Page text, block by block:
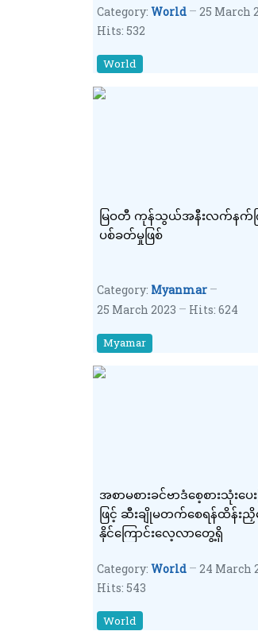
Category: World
25 March
Hits: 532
World
မြဝတီ ကုန်သွယ်အနီးလက်နက်က
ပစ်ခတ်မှုဖြစ်
Category: Myanmar
25 March 2023
Hits: 624
Myamar
အစာမစားခင်ဗာဒံစေ့စားသုံးပေး
ဖြင့် ဆီးချိုမတက်စေရန်ထိန်းညှိ
နိုင်ကြောင်းလေ့လာတွေ့ရှိ
Category: World
24 March
Hits: 543
World